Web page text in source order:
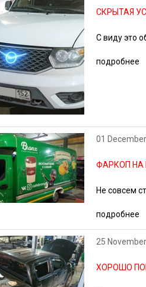
СКРЫТАЯ
С виду это
подробнее
01
ФАРКОП НА
Не совсем
подробнее
25
ХОРОШО